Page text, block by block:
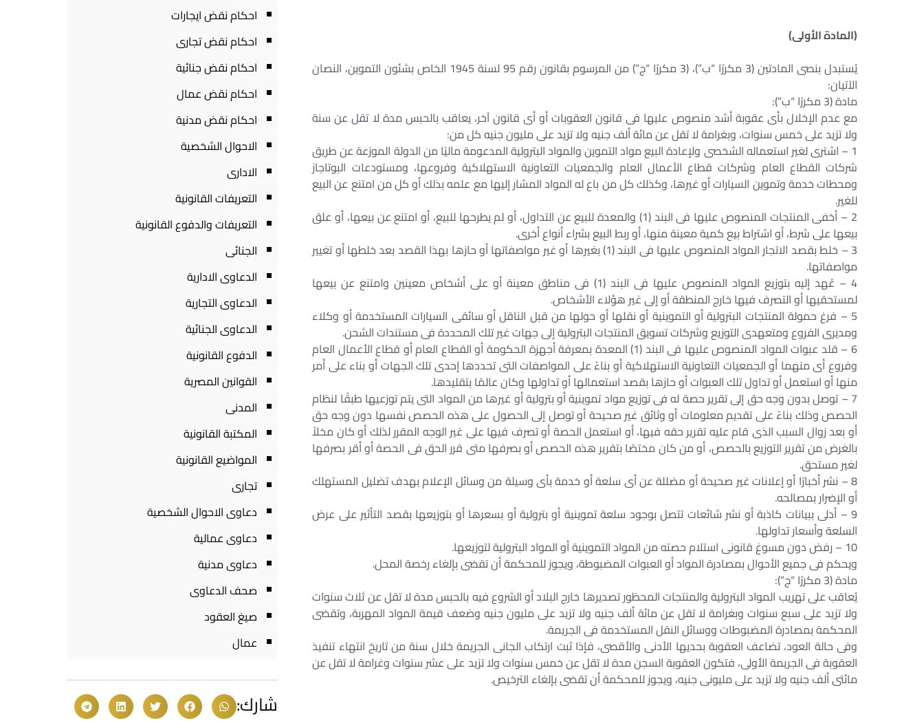
(المادة الأولى)
يُستبدل بنصى المادتين (3 مكررًا “ب”)، (3 مكررًا “ج”) من المرسوم بقانون رقم 95 لسنة 1945 الخاص بشئون التموين، النصان
الآتيان:
مادة (3 مكررًا “ب”):
مع عدم الإخلال بأى عقوبة أشد منصوص عليها فى قانون العقوبات أو أى قانون آخر، يعاقب بالحبس مدة لا تقل عن سنة
ولا تزيد على خمس سنوات، وبغرامة لا تقل عن مائة ألف جنيه ولا تزيد على مليون جنيه كل من:
1 – اشترى لغير استعماله الشخصى ولإعادة البيع مواد التموين والمواد البترولية المدعومة ماليًا من الدولة الموزعة عن طريق
شركات القطاع العام وشركات قطاع الأعمال العام والجمعيات التعاونية الاستهلاكية وفروعها، ومستودعات البوتاجاز
ومحطات خدمة وتموين السيارات أو غيرها، وكذلك كل من باع له المواد المشار إليها مع علمه بذلك أو كل من امتنع عن البيع
للغير.
2 – أخفى المنتجات المنصوص عليها فى البند (1) والمعدة للبيع عن التداول، أو لم يطرحها للبيع، أو امتنع عن بيعها، أو علق
بيعها على شرط، أو اشتراط بيع كمية معينة منها، أو ربط البيع بشراء أنواع أخرى.
3 – خلط بقصد الاتجار المواد المنصوص عليها فى البند (1) بغيرها أو غير مواصفاتها أو حازها بهذا القصد بعد خلطها أو تغيير
مواصفاتها.
4 – عُهد إليه بتوزيع المواد المنصوص عليها فى البند (1) فى مناطق معينة أو على أشخاص معينين وامتنع عن بيعها
لمستحقيها أو التصرف فيها خارج المنطقة أو إلى غير هؤلاء الأشخاص.
5 – فرغ حمولة المنتجات البترولية أو التموينية أو نقلها أو حولها من قبل الناقل أو سائقى السيارات المستخدمة أو وكلاء
ومديرى الفروع ومتعهدى التوزيع وشركات تسويق المنتجات البترولية إلى جهات غير تلك المحددة فى مستندات الشحن.
6 – قلد عبوات المواد المنصوص عليها فى البند (1) المعدة بمعرفة أجهزة الحكومة أو القطاع العام أو قطاع الأعمال العام
وفروع أى منهما أو الجمعيات التعاونية الاستهلاكية أو بناءً على المواصفات التى تحددها إحدى تلك الجهات أو بناء على أمر
منها أو استعمل أو تداول تلك العبوات أو حازها بقصد استعمالها أو تداولها وكان عالمًا بتقليدها.
7 – توصل بدون وجه حق إلى تقرير حصة له فى توزيع مواد تموينية أو بترولية أو غيرها من المواد التى يتم توزعيها طبقًا لنظام
الحصص وذلك بناءً على تقديم معلومات أو وثائق غير صحيحة أو توصل إلى الحصول على هذه الحصص نفسها دون وجه حق
أو بعد زوال السبب الذى قام عليه تقرير حقه فيها، أو استعمل الحصة أو تصرف فيها على غير الوجه المقرر لذلك أو كان مخلاً
بالغرض من تقرير التوزيع بالحصص، أو من كان مختصًا بتقرير هذه الحصص أو بصرفها متى قرر الحق فى الحصة أو أقر بصرفها
لغير مستحق.
8 – نشر أخبارًا أو إعلانات غير صحيحة أو مضللة عن أى سلعة أو خدمة بأى وسيلة من وسائل الإعلام بهدف تضليل المستهلك
أو الإضرار بمصالحه.
9 – أدلى ببيانات كاذبة أو نشر شائعات تتصل بوجود سلعة تموينية أو بترولية أو بسعرها أو بتوزيعها بقصد التأثير على عرض
السلعة وأسعار تداولها.
10 – رفض دون مسوغ قانونى استلام حصته من المواد التموينية أو المواد البترولية لتوزيعها.
ويحكم فى جميع الأحوال بمصادرة المواد أو العبوات المضبوطة، ويجوز للمحكمة أن تقضى بإلغاء رخصة المحل.
مادة (3 مكررًا “ج”):
يُعاقب على تهريب المواد البترولية والمنتجات المحظور تصديرها خارج البلاد أو الشروع فيه بالحبس مدة لا تقل عن ثلاث سنوات
ولا تزيد على سبع سنوات وبغرامة لا تقل عن مائة ألف جنيه ولا تزيد على مليون جنيه وضعف قيمة المواد المهربة، وتقضى
المحكمة بمصادرة المضبوطات ووسائل النقل المستخدمة فى الجريمة.
وفى حالة العود، تضاعف العقوبة بحديها الأدنى والأقصى، فإذا ثبت ارتكاب الجانى الجريمة خلال سنة من تاريخ انتهاء تنفيذ
العقوبة فى الجريمة الأولى، فتكون العقوبة السجن مدة لا تقل عن خمس سنوات ولا تزيد على عشر سنوات وغرامة لا تقل عن
مائتى ألف جنيه ولا تزيد على مليونى جنيه، ويجوز للمحكمة أن تقضى بإلغاء الترخيص.
احكام نقض ايجارات
احكام نقض تجارى
احكام نقض جنائية
احكام نقض عمال
احكام نقض مدنية
الاحوال الشخصية
الادارى
التعريفات القانونية
التعريفات والدفوع القانونية
الجنائى
الدعاوى الادارية
الدعاوى التجارية
الدعاوى الجنائية
الدفوع القانونية
القوانين المصرية
المدنى
المكتبة القانونية
المواضيع القانونية
تجارى
دعاوى الاحوال الشخصية
دعاوى عمالية
دعاوى مدنية
صحف الدعاوى
صيغ العقود
عمال
شارك: